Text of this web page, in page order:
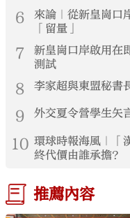
6
來論｜從新皇崗
「留量」
7
新皇崗口岸啟用
測試
8 李家超與東盟秘書
9 外交夏令營學生矢
10 環球時報海風｜
終代價由誰承擔？
推薦內容